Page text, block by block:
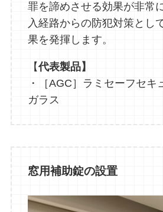
罪を諦めさせる効果が非常
入経路からの防犯対策とし
果を発揮します。
【代表製品】
・［AGC］ラミセーフセキ
ガラス
窓用補助錠の設置